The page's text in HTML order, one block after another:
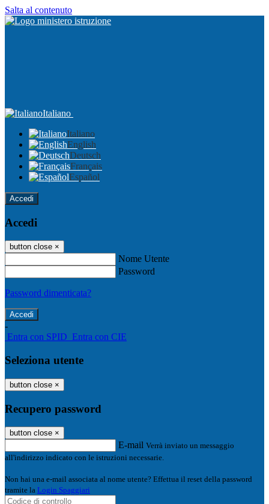
Salta al contenuto
Italiano
Italiano
English
Deutsch
Français
Español
Accedi
Accedi
button close ×
Nome Utente
Password
Password dimenticata?
-
Entra con SPID Entra con CIE
Seleziona utente
button close ×
Recupero password
button close ×
E-mail Verrà inviato un messaggio
all'indirizzo indicato con le istruzioni necessarie.
Non hai una e-mail associata al nome utente? Effettua il reset della password
tramite la Login Spaggiari